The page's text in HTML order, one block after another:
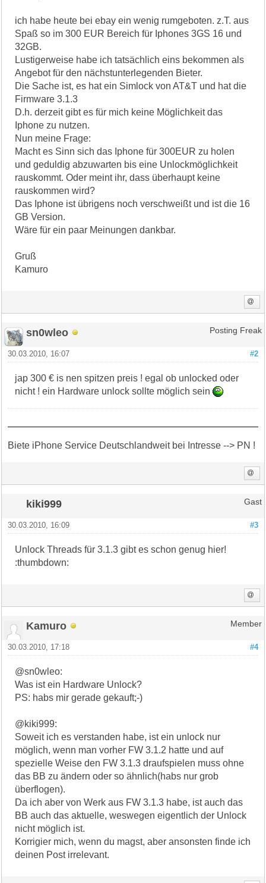
ich habe heute bei ebay ein wenig rumgeboten. z.T. aus
Spaß so im 300 EUR Bereich für Iphones 3GS 16 und
32GB.
Lustigerweise habe ich tatsächlich eins bekommen als
Angebot für den nächstunterlegenden Bieter.
Die Sache ist, es hat ein Simlock von AT&T und hat die
Firmware 3.1.3
D.h. derzeit gibt es für mich keine Möglichkeit das
Iphone zu nutzen.
Nun meine Frage:
Macht es Sinn sich das Iphone für 300EUR zu holen
und geduldig abzuwarten bis eine Unlockmöglichkeit
rauskommt. Oder meint ihr, dass überhaupt keine
rauskommen wird?
Das Iphone ist übrigens noch verschweißt und ist die 16
GB Version.
Wäre für ein paar Meinungen dankbar.
Gruß
Kamuro
sn0wleo Posting Freak
#2
30.03.2010, 16:07
jap 300 € is nen spitzen preis ! egal ob unlocked oder
nicht ! ein Hardware unlock sollte möglich sein
Biete iPhone Service Deutschlandweit bei Intresse --> PN !
kiki999 Gast
#3
30.03.2010, 16:09
Unlock Threads für 3.1.3 gibt es schon genug hier!
:thumbdown:
Kamuro Member
#4
30.03.2010, 17:18
@sn0wleo:
Was ist ein Hardware Unlock?
PS: habs mir gerade gekauft;-)
@kiki999:
Soweit ich es verstanden habe, ist ein unlock nur
möglich, wenn man vorher FW 3.1.2 hatte und auf
spezielle Weise den FW 3.1.3 draufspielen muss ohne
das BB zu ändern oder so ähnlich(habs nur grob
überflogen).
Da ich aber von Werk aus FW 3.1.3 habe, ist auch das
BB auch das aktuelle, weswegen eigentlich der Unlock
nicht möglich ist.
Korrigier mich, wenn du magst, aber ansonsten finde ich
deinen Post irrelevant.